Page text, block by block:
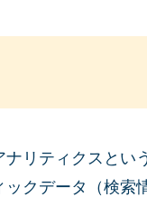
リティクスとい
クデータ（検索